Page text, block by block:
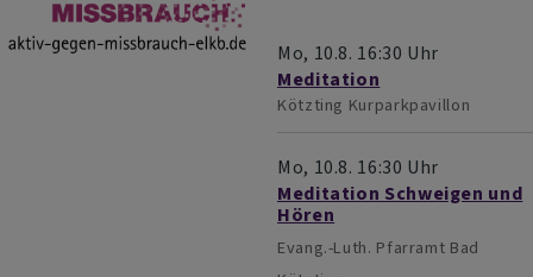
Mo, 10.8. 16:30 Uhr
Meditation
Kötzting Kurparkpavillon
Mo, 10.8. 16:30 Uhr
Meditation Schweigen und
Hören
Evang.-Luth. Pfarramt Bad